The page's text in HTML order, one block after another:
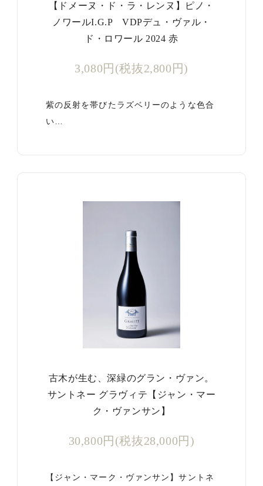
【ドメーヌ・ド・ラ・レンヌ】ピノ・
ノワールI.G.P VDPデュ・ヴァル・
ド・ロワール 2024 赤
3,080円(税抜2,800円)
紫の反射を帯びたラズベリーのような色合
い…
古木が生む、深緑のグラン・ヴァン。
サントネー グラヴィテ【ジャン・マー
ク・ヴァンサン】
30,800円(税抜28,000円)
【ジャン・マーク・ヴァンサン】サントネ